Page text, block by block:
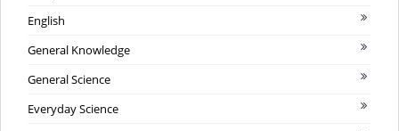
English
General Knowledge
General Science
Everyday Science